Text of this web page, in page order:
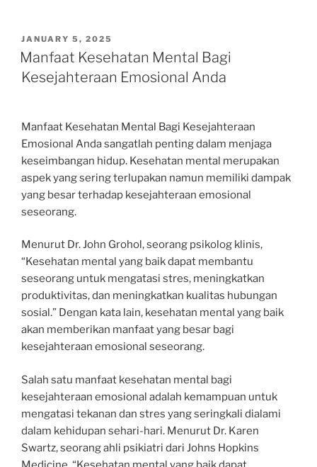
POSTED
ON
JANUARY 5, 2025
Manfaat Kesehatan Mental Bagi
Kesejahteraan Emosional Anda
Manfaat Kesehatan Mental Bagi Kesejahteraan
Emosional Anda sangatlah penting dalam menjaga
keseimbangan hidup. Kesehatan mental merupakan
aspek yang sering terlupakan namun memiliki dampak
yang besar terhadap kesejahteraan emosional
seseorang.
Menurut Dr. John Grohol, seorang psikolog klinis,
“Kesehatan mental yang baik dapat membantu
seseorang untuk mengatasi stres, meningkatkan
produktivitas, dan meningkatkan kualitas hubungan
sosial.” Dengan kata lain, kesehatan mental yang baik
akan memberikan manfaat yang besar bagi
kesejahteraan emosional seseorang.
Salah satu manfaat kesehatan mental bagi
kesejahteraan emosional adalah kemampuan untuk
mengatasi tekanan dan stres yang seringkali dialami
dalam kehidupan sehari-hari. Menurut Dr. Karen
Swartz, seorang ahli psikiatri dari Johns Hopkins